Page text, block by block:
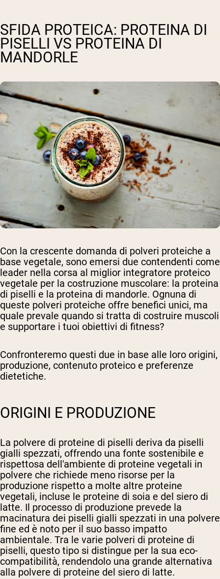
SFIDA PROTEICA: PROTEINA DI
PISELLI VS PROTEINA DI
MANDORLE
Con la crescente domanda di polveri proteiche a
base vegetale, sono emersi due contendenti come
leader nella corsa al miglior integratore proteico
vegetale per la costruzione muscolare: la proteina
di piselli e la proteina di mandorle. Ognuna di
queste polveri proteiche offre benefici unici, ma
quale prevale quando si tratta di costruire muscoli
e supportare i tuoi obiettivi di fitness?
Confronteremo questi due in base alle loro origini,
produzione, contenuto proteico e preferenze
dietetiche.
ORIGINI E PRODUZIONE
La polvere di proteine di piselli deriva da piselli
gialli spezzati, offrendo una fonte sostenibile e
rispettosa dell'ambiente di proteine vegetali in
polvere che richiede meno risorse per la
produzione rispetto a molte altre proteine
vegetali, incluse le proteine di soia e del siero di
latte. Il processo di produzione prevede la
macinatura dei piselli gialli spezzati in una polvere
fine ed è noto per il suo basso impatto
ambientale. Tra le varie polveri di proteine di
piselli, questo tipo si distingue per la sua eco-
compatibilità, rendendolo una grande alternativa
alla polvere di proteine del siero di latte.